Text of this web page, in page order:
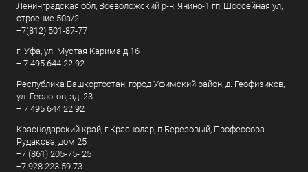
Ленинградская обл, Всеволожский р-н, Янино-1 гп, Шоссейная ул,
строение 50а/2
+7(812) 501-87-77
г. Уфа, ул. Мустая Карима д.16
+ 7 495 644 22 92
Республика Башкортостан, город Уфимский район, д. Геофизиков,
ул. Геологов, зд. 23
+ 7 495 644 22 92
Краснодарский край, г Краснодар, п Березовый, Профессора
Рудакова, дом 25
+7 (861) 205-75- 25
+7 928 223 59 73